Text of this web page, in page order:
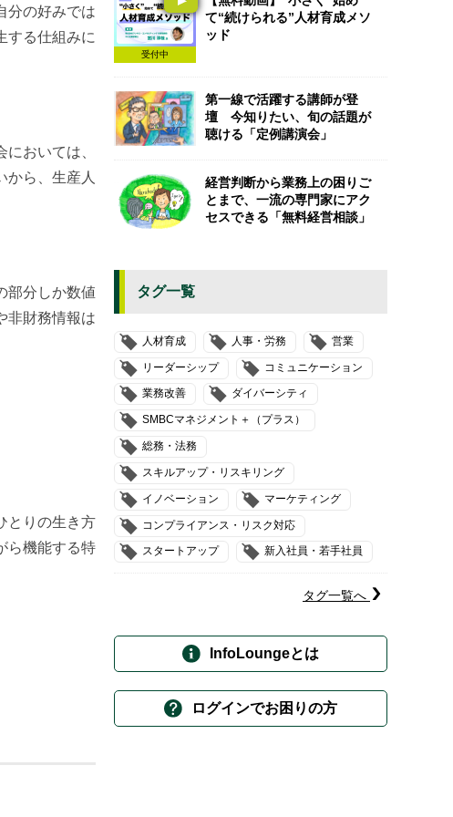
分の好みでは
する仕組みに
おいては、
から、生産人
部分しか数値
非財務情報は
とりの生き方
ら機能する特
受付中
て“続けられる”人材育成メソ
ッド
第一線で活躍する講師が登
壇 今知りたい、旬の話題が
聴ける「定例講演会」
経営判断から業務上の困りご
とまで、一流の専門家にアク
セスできる「無料経営相談」
タグ一覧
人材育成 人事・労務 営業
リーダーシップ コミュニケーション
業務改善 ダイバーシティ
SMBCマネジメント＋（プラス）
総務・法務
スキルアップ・リスキリング
イノベーション マーケティング
コンプライアンス・リスク対応
スタートアップ 新入社員・若手社員
タグ一覧へ
InfoLoungeとは
ログインでお困りの方